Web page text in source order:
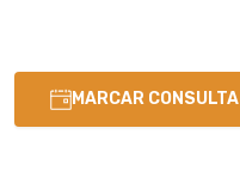
MARCAR CONSULTA